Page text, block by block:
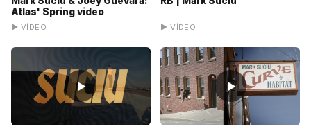
Atlas' Spring video
▶ VÍDEO ▶ VÍDEO
▶ ▶